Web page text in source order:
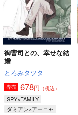
喜劇みたいな家族の軌
跡
珈琲ざんまい
440円（税込）
ダミアン×アーニャ
ブレイクマイケース
須王芦佳×在間樹帆
サンプル
カート
御曹司との、幸せな結
婚
とろみタツタ
専売 678円 （税込）
SPY×FAMILY
ダミアン×アーニャ